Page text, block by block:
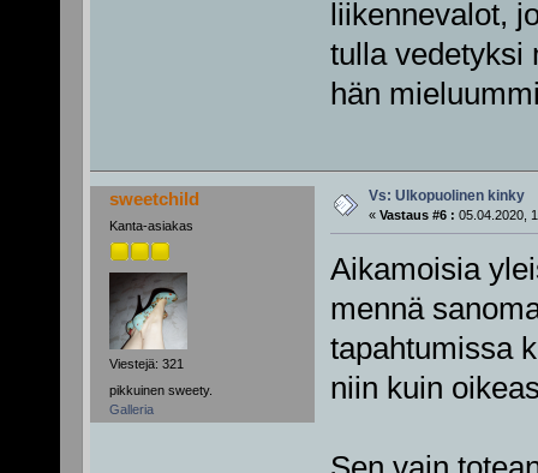
liikennevalot,
tulla vedetyksi
hän
sweetchild
Kanta-asiakas
Viestejä: 321
pikkuinen sweety.
Galleria
Vs: Ulkopuolinen kinky
« Vastaus #6 : 05.04.2020,
Aikamoisia
mennä
tapahtumissa
niin kuin